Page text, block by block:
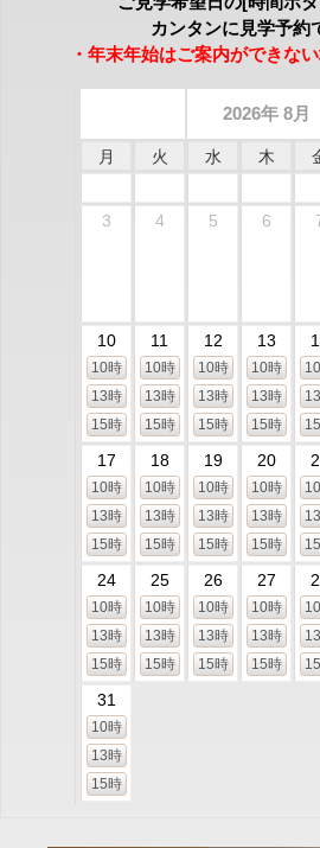
カンタンに見学予約
・年末年始はご案内ができな
2026年 8月
月 火 水 木
3
4 5 6
10
10時
13時
15時
11
10時
13時
15時
12
10時
13時
15時
13
10時
13時
15時
17
10時
13時
15時
18
10時
13時
15時
19
10時
13時
15時
20
10時
13時
15時
24
10時
13時
15時
25
10時
13時
15時
26
10時
13時
15時
27
10時
13時
15時
31
10時
13時
15時